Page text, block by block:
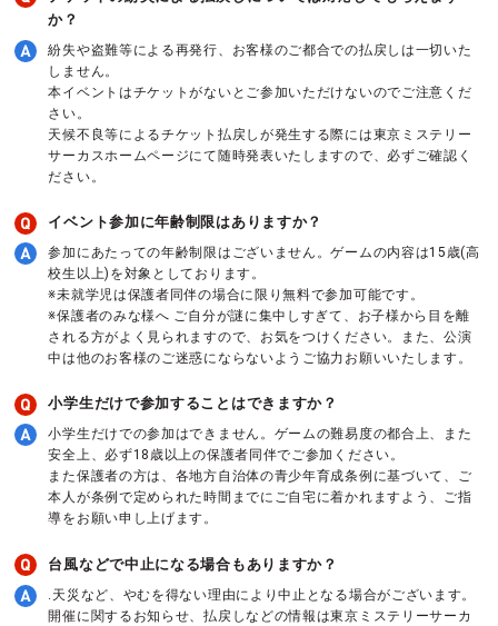
か？
紛失や盗難等による再発行、お客様のご都合での払戻しは一切いた
しません。
本イベントはチケットがないとご参加いただけないのでご注意くだ
さい。
天候不良等によるチケット払戻しが発生する際には東京ミステリー
サーカスホームページにて随時発表いたしますので、必ずご確認く
ださい。
イベント参加に年齢制限はありますか？
参加にあたっての年齢制限はございません。ゲームの内容は15歳(高
校生以上)を対象としております。
※未就学児は保護者同伴の場合に限り無料で参加可能です。
※保護者のみな様へ ご自分が謎に集中しすぎて、お子様から目を離
される方がよく見られますので、お気をつけください。また、公演
中は他のお客様のご迷惑にならないようご協力お願いいたします。
小学生だけで参加することはできますか？
小学生だけでの参加はできません。ゲームの難易度の都合上、また
安全上、必ず18歳以上の保護者同伴でご参加ください。
また保護者の方は、各地方自治体の青少年育成条例に基づいて、ご
本人が条例で定められた時間までにご自宅に着かれますよう、ご指
導をお願い申し上げます。
台風などで中止になる場合もありますか？
.天災など、やむを得ない理由により中止となる場合がございます。
開催に関するお知らせ、払戻しなどの情報は東京ミステリーサーカ